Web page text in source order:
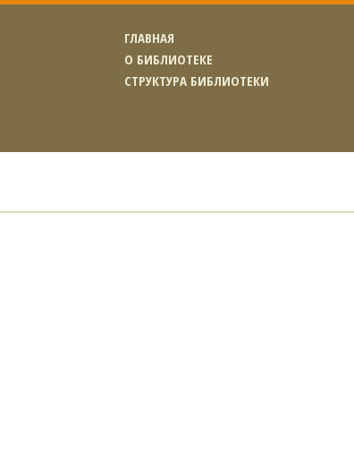
ГЛАВНАЯ
О БИБЛИОТЕКЕ
СТРУКТУРА БИБЛИОТЕКИ